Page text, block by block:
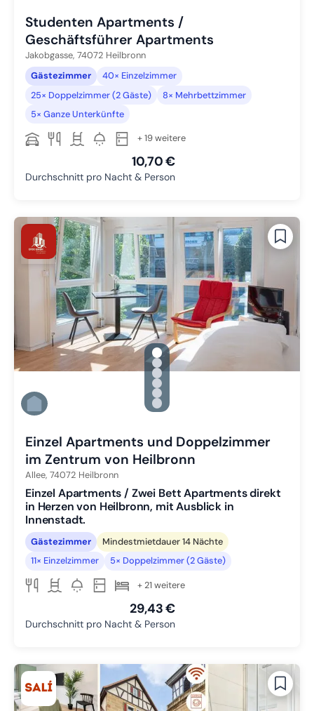
Studenten Apartments /
Geschäftsführer Apartments
Jakobgasse, 74072 Heilbronn
Gästezimmer
40× Einzelzimmer
25× Doppelzimmer (2 Gäste)
8× Mehrbettzimmer
5× Ganze Unterkünfte
+ 19 weitere
10,70 €
Durchschnitt pro Nacht & Person
gallery.slide_selector
Zu Slide 1 wechseln
Zu Slide 2 wechseln
Zu Slide 3 wechseln
Zu Slide 4 wechseln
Zu Slide 5 wechseln
Zu Slide 6 wechseln
Einzel Apartments und Doppelzimmer
im Zentrum von Heilbronn
Allee, 74072 Heilbronn
Einzel Apartments / Zwei Bett Apartments direkt
in Herzen von Heilbronn, mit Ausblick in
Innenstadt.
Gästezimmer
Mindestmietdauer 14 Nächte
11× Einzelzimmer
5× Doppelzimmer (2 Gäste)
+ 21 weitere
29,43 €
Durchschnitt pro Nacht & Person